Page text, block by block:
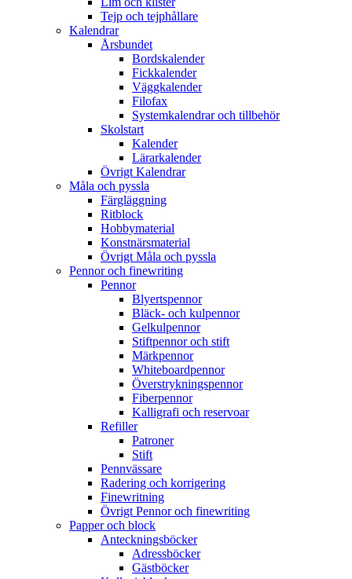
Tejp och tejphållare
Kalendrar
Årsbundet
Bordskalender
Fickkalender
Väggkalender
Filofax
Systemkalendrar och tillbehör
Skolstart
Kalender
Lärarkalender
Övrigt Kalendrar
Måla och pyssla
Färgläggning
Ritblock
Hobbymaterial
Konstnärsmaterial
Övrigt Måla och pyssla
Pennor och finewriting
Pennor
Blyertspennor
Bläck- och kulpennor
Gelkulpennor
Stiftpennor och stift
Märkpennor
Whiteboardpennor
Överstrykningspennor
Fiberpennor
Kalligrafi och reservoar
Refiller
Patroner
Stift
Pennvässare
Radering och korrigering
Finewritning
Övrigt Pennor och finewriting
Papper och block
Anteckningsböcker
Adressböcker
Gästböcker